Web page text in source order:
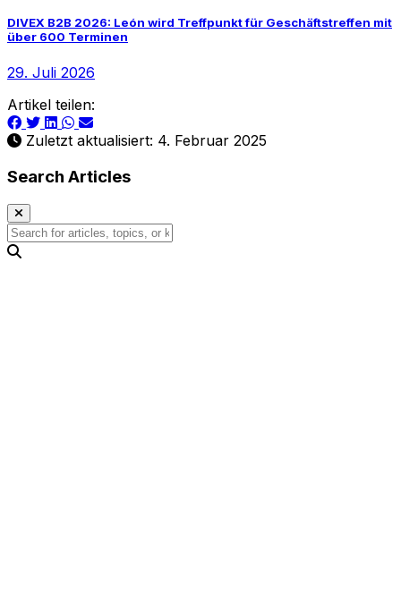
DIVEX B2B 2026: León wird Treffpunkt für Geschäftstreffen mit
über 600 Terminen
29. Juli 2026
Artikel teilen:
Zuletzt aktualisiert: 4. Februar 2025
Search Articles